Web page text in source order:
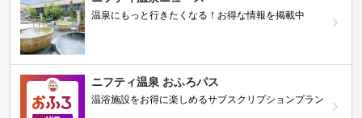
温泉にもっと行きたくなる！お得な情報を掲載中
ニフティ温泉 おふろパス
温浴施設をお得に楽しめるサブスクリプションプラン